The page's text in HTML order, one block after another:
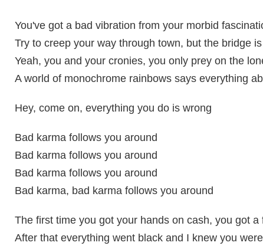
You've got a bad vibration from your morbid
Try to creep your way through town, but the bridge
Yeah, you and your cronies, you only prey on the
A world of monochrome rainbows says everything
Hey, come on, everything you do is wrong
Bad karma follows you around
Bad karma follows you around
Bad karma follows you around
Bad karma, bad karma follows you around
The first time you got your hands on cash, you got a
After that everything went black and I knew you
automático